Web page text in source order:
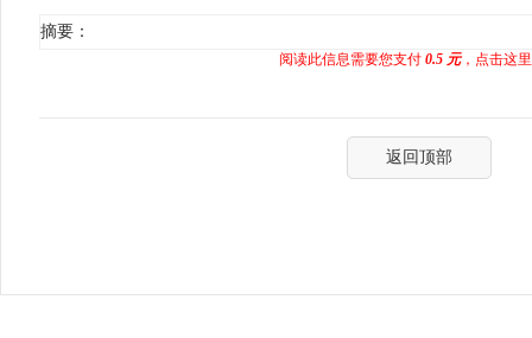
摘要：
阅读此信息需要您支付 0.5 元，点击这
返回顶部